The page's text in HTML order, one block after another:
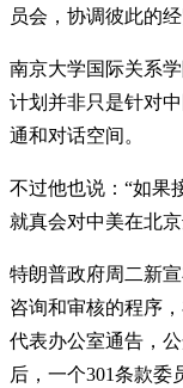
员会，协调彼此的经
南京大学国际关系
计划并非只是针对
通和对话空间。
不过他也说：“如果
就真会对中美在北
特朗普政府周二新
咨询和审核的程序
代表办公室通告，
后，一个301条款委